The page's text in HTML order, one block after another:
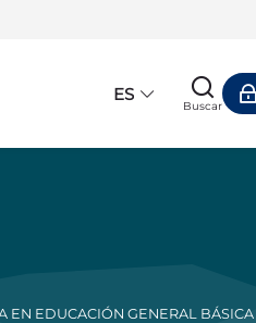
ES
Buscar
EN EDUCACIÓN GENERAL BÁSICA